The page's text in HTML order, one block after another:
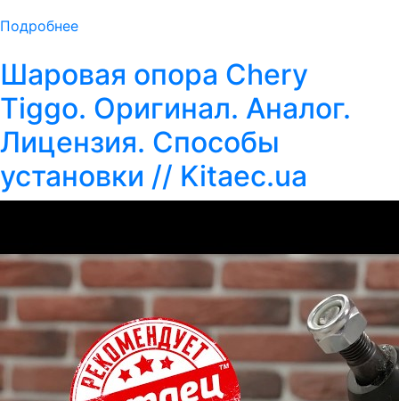
Подробнее
Шаровая опора Chery
Tiggo. Оригинал. Аналог.
Лицензия. Способы
установки // Kitaec.ua